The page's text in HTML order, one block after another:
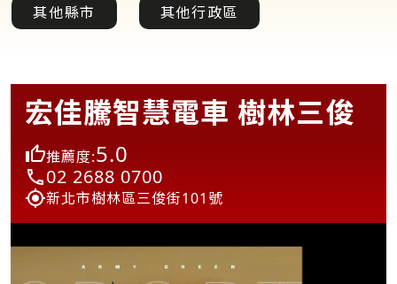
其他縣市 其他行政區
宏佳騰智慧電車 樹林三俊
推薦度:5.0
02 2688 0700
新北市樹林區三俊街101號